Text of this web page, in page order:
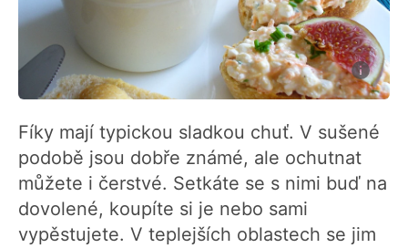
Fíky mají typickou sladkou chuť. V sušené
podobě jsou dobře známé, ale ochutnat
můžete i čerstvé. Setkáte se s nimi buď na
dovolené, koupíte si je nebo sami
vypěstujete. V teplejších oblastech se jim